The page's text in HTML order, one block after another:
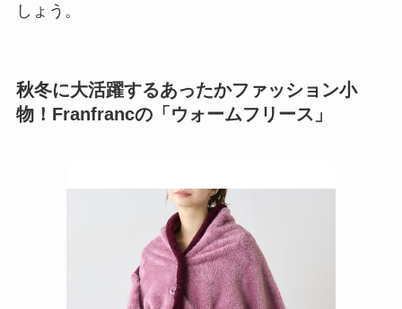
しょう。
秋冬に大活躍するあったかファッション小
物！Franfrancの「ウォームフリース」